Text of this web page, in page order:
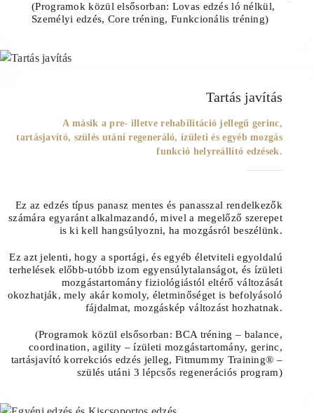
(Programok közül elsősorban: Lovas edzés ló nélkül,
Személyi edzés, Core tréning, Funkcionális tréning)
04 Tartás javítás
A másik a pre- illetve rehabilitáció jellegű gerinc,
tartásjavító, szülés utáni regeneráló, ízületi és egyéb mozgás
funkció helyreállító edzések.
Ez az edzés típus panasz mentes és panasszal rendelkezők
számára egyaránt alkalmazandó, mivel a megelőző szerepet
is ki kell hangsúlyozni, ha mozgásról beszélünk.
Ez azt jelenti, hogy a sportági, és egyéb életviteli egyoldalú
terhelések előbb-utóbb izom egyensúlytalanságot, és ízületi
mozgástartomány fiziológiástól eltérő változását
okozhatják, mely akár komoly, életminőséget is befolyásoló
fájdalmat, mozgáskép változást hozhatnak.
(Programok közül elsősorban: BCA tréning – balance,
coordination, agility – ízületi mozgástartomány, gerinc,
tartásjavító korrekciós edzés jelleg, Fitmummy Training® –
szülés utáni 3 lépcsős regenerációs program)